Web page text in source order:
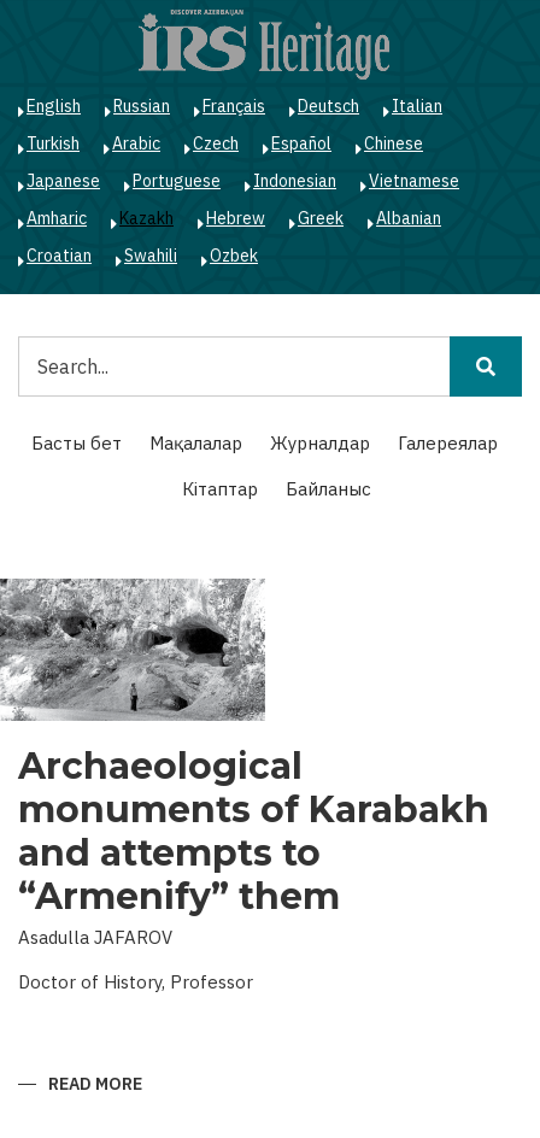
English Russian Français Deutsch
Italian
Turkish
Arabic Czech Español
Chinese
Japanese
Portuguese Indonesian
Vietnamese
Amharic
Kazakh Hebrew Greek
Albanian
Croatian
Swahili Ozbek
Main
navigation
Басты бет Мақалалар Журналдар
Галереялар
Кітаптар
Байланыс
Archaeological
monuments of Karabakh
and attempts to
“Armenify” them
Asadulla JAFAROV
Doctor of History, Professor
READ MORE